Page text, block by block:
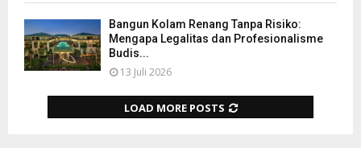
Bangun Kolam Renang Tanpa Risiko:
Mengapa Legalitas dan Profesionalisme
Budis...
13 Juli 2026
LOAD MORE POSTS